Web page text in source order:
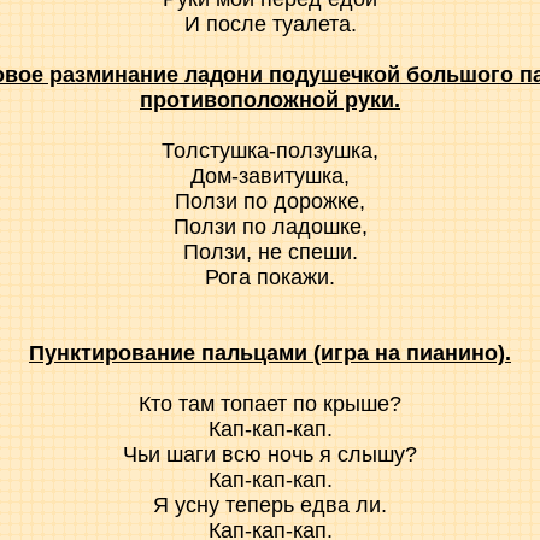
И после туалета.
разминание ладони подушечкой большого
противоположной руки.
Толстушка-ползушка,
Дом-завитушка,
Ползи по дорожке,
Ползи по ладошке,
Ползи, не спеши.
Рога покажи.
Пунктирование пальцами (игра на пианино).
Кто там топает по крыше?
Кап-кап-кап.
Чьи шаги всю ночь я слышу?
Кап-кап-кап.
Я усну теперь едва ли.
Кап-кап-кап.